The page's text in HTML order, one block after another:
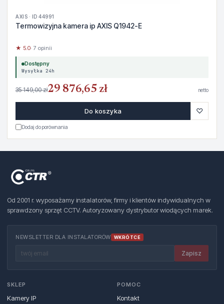
AXIS · ID 44991
Termowizyjna kamera ip AXIS Q1942-E
★ 5.0· 7 opinii
Dostępny
Wysyłka 24h
35 149,00 zł29 876,65 zł netto
Do koszyka ♡
Dodaj do porównania
Od 2001 r. wyposażamy instalatorów, firmy i klientów indywidualnych w
sprawdzony sprzęt CCTV. Autoryzowany dystrybutor wiodących marek.
NEWSLETTER DLA INSTALATORÓW WKRÓTCE
Zapisz
SKLEP
Kamery IP
POMOC
Kontakt